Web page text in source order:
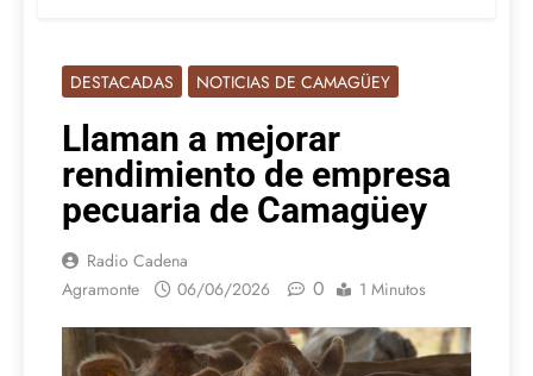
DESTACADAS NOTICIAS DE CAMAGÜEY
Llaman a mejorar
rendimiento de empresa
pecuaria de Camagüey
Radio Cadena
Agramonte
06/06/2026 0 1 Minutos